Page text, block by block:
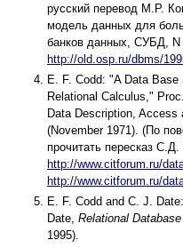
русский перевод М.Р.
модель данных для
банков данных, СУБД, N
http://old.osp.ru/dbms/
E. F. Codd: "A Data
Relational Calculus,"
Data Description, Access
(November 1971). (По
прочитать пересказ
http://www.citforum.ru/
http://www.citforum.ru/
E. F. Codd and C. J.
Date, Relational
1995).